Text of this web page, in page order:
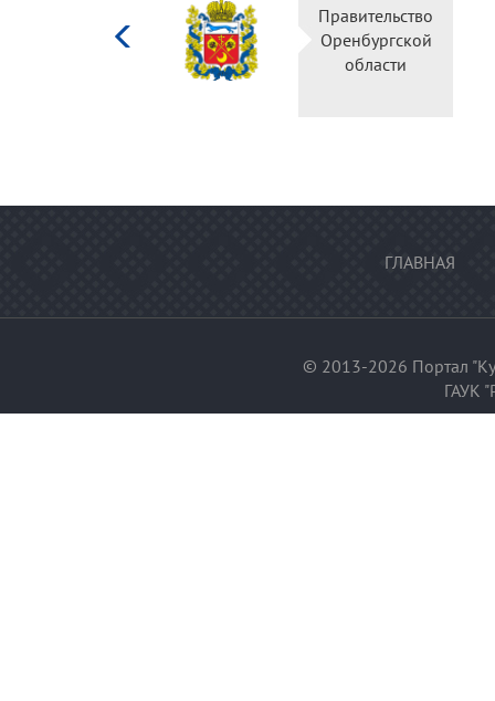
Правительство
Оренбургской
области
ГЛАВНАЯ
© 2013-2026 Портал
ГАУК